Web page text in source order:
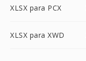
XLSX para PCX
XLSX para XWD